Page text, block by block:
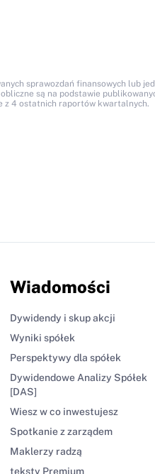
sprawozdań finansowych lub
są na podstawie
z 4 ostatnich raportów kwartalnych.
Wiadomości
Dywidendy i skup akcji
Wyniki spółek
Perspektywy dla spółek
Dywidendowe Analizy Spółek
[DAS]
Wiesz w co inwestujesz
Spotkanie z zarządem
Maklerzy radzą
teksty Premium